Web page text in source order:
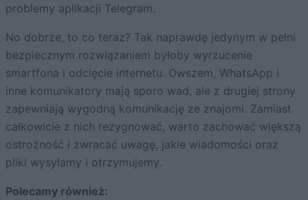
problemy aplikacji Telegram.
No dobrze, to co teraz? Tak naprawdę jedynym w pełni
bezpiecznym rozwiązaniem byłoby wyrzucenie
smartfona i odcięcie internetu. Owszem, WhatsApp i
inne komunikatory mają sporo wad, ale z drugiej strony
zapewniają wygodną komunikację ze znajomi. Zamiast
całkowicie z nich rezygnować, warto zachować większą
ostrożność i zwracać uwagę, jakie wiadomości oraz
pliki wysyłamy i otrzymujemy.
Polecamy również: